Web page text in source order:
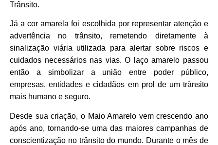
Trânsito.
Já a cor amarela foi escolhida por representar atenção e
advertência no trânsito, remetendo diretamente à
sinalização viária utilizada para alertar sobre riscos e
cuidados necessários nas vias. O laço amarelo passou
então a simbolizar a união entre poder público,
empresas, entidades e cidadãos em prol de um trânsito
mais humano e seguro.
Desde sua criação, o Maio Amarelo vem crescendo ano
após ano, tornando-se uma das maiores campanhas de
conscientização no trânsito do mundo. Durante o mês de